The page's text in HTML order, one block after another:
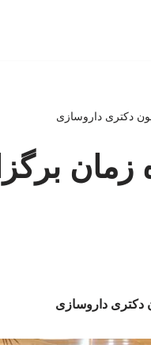
دکتری داروسازی
زمان
دکتری داروسازی